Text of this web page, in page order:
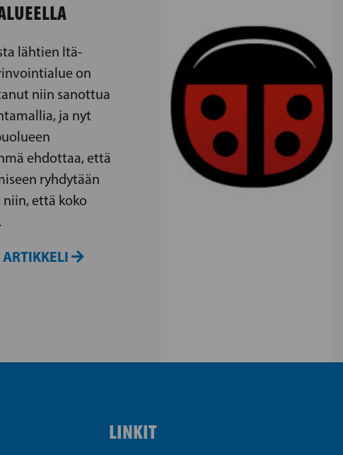
lähtien Itä-
on
niin sanottua
ja nyt
ehdottaa, että
ryhdytään
että koko
LINKIT